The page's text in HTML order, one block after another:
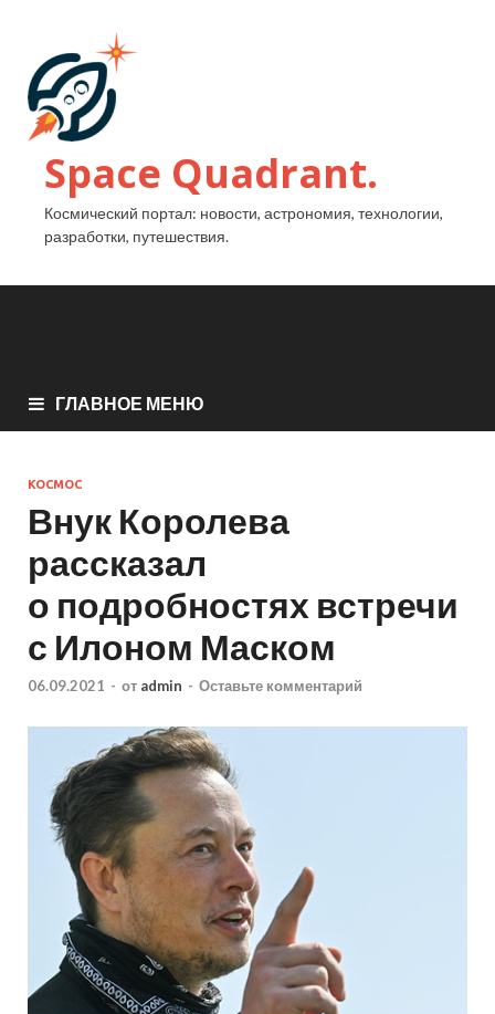
Space Quadrant.
Космический портал: новости, астрономия, технологии,
разработки, путешествия.
ГЛАВНОЕ МЕНЮ
КОСМОС
Внук Королева
рассказал
о подробностях встречи
с Илоном Маском
06.09.2021 - от admin - Оставьте комментарий